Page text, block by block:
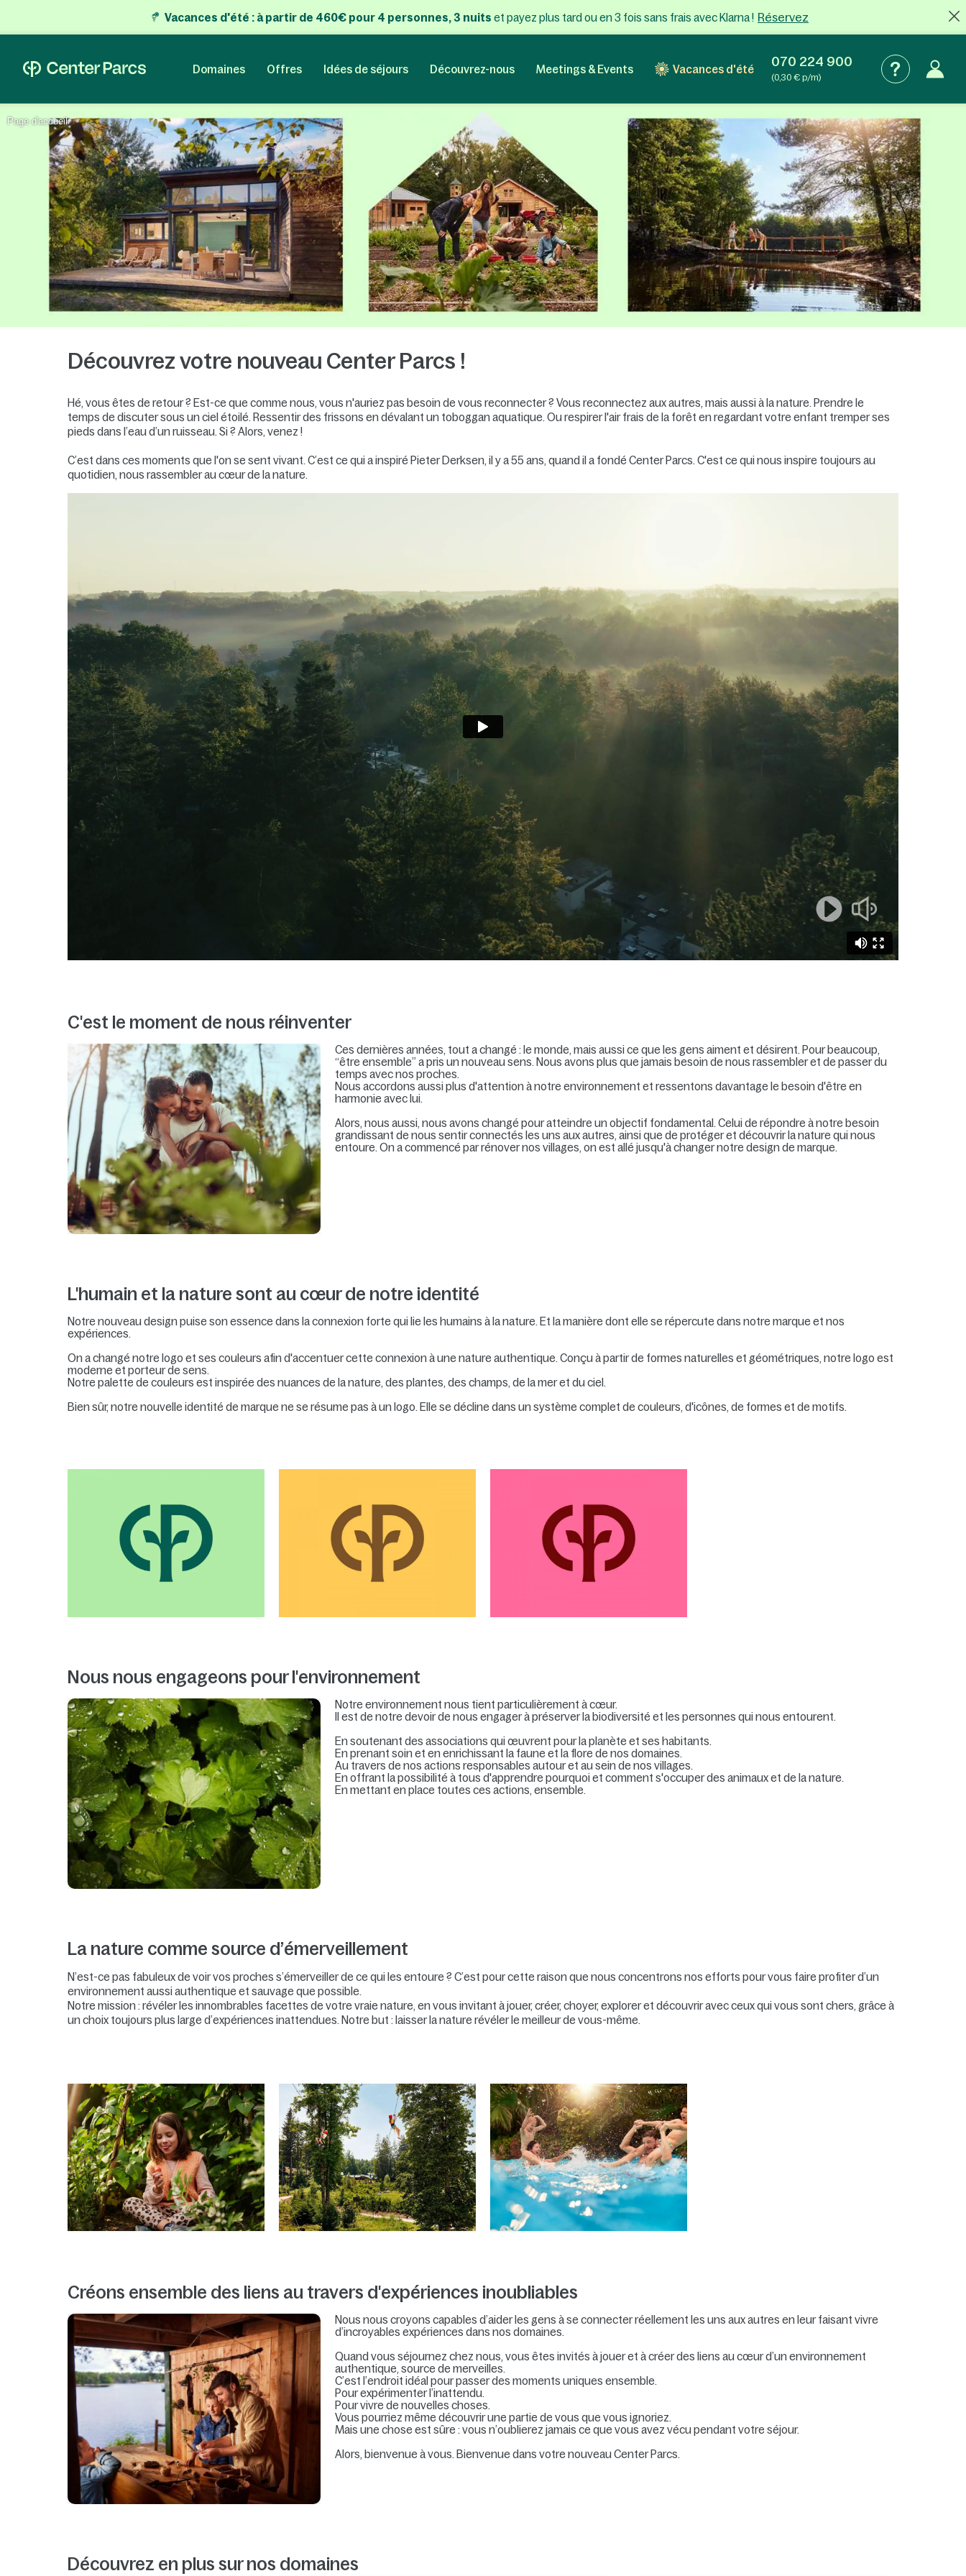
Vacances d'été : à partir de 460€ pour 4 personnes, 3 nuits et payez plus tard ou en 3 fois sans frais avec Klarna ! Réservez
Domaines Offres Idées de séjours Découvrez-nous Meetings & Events Vacances d'été 070 224 900
(0,30 € p/m)
Page d'accueil
Découvrez votre nouveau Center Parcs !
Hé, vous êtes de retour ? Est-ce que comme nous, vous n'auriez pas besoin de vous reconnecter ? Vous reconnectez aux autres, mais aussi à la nature. Prendre le
temps de discuter sous un ciel étoilé. Ressentir des frissons en dévalant un toboggan aquatique. Ou respirer l'air frais de la forêt en regardant votre enfant tremper ses
pieds dans l’eau d’un ruisseau. Si ? Alors, venez !
C’est dans ces moments que l'on se sent vivant. C’est ce qui a inspiré Pieter Derksen, il y a 55 ans, quand il a fondé Center Parcs. C'est ce qui nous inspire toujours au
quotidien, nous rassembler au cœur de la nature.
C'est le moment de nous réinventer
Ces dernières années, tout a changé : le monde, mais aussi ce que les gens aiment et désirent. Pour beaucoup,
“être ensemble” a pris un nouveau sens. Nous avons plus que jamais besoin de nous rassembler et de passer du
temps avec nos proches.
Nous accordons aussi plus d'attention à notre environnement et ressentons davantage le besoin d'être en
harmonie avec lui.
Alors, nous aussi, nous avons changé pour atteindre un objectif fondamental. Celui de répondre à notre besoin
grandissant de nous sentir connectés les uns aux autres, ainsi que de protéger et découvrir la nature qui nous
entoure. On a commencé par rénover nos villages, on est allé jusqu'à changer notre design de marque.
L'humain et la nature sont au cœur de notre identité
Notre nouveau design puise son essence dans la connexion forte qui lie les humains à la nature. Et la manière dont elle se répercute dans notre marque et nos
expériences.
On a changé notre logo et ses couleurs afin d'accentuer cette connexion à une nature authentique. Conçu à partir de formes naturelles et géométriques, notre logo est
moderne et porteur de sens.
Notre palette de couleurs est inspirée des nuances de la nature, des plantes, des champs, de la mer et du ciel.
Bien sûr, notre nouvelle identité de marque ne se résume pas à un logo. Elle se décline dans un système complet de couleurs, d'icônes, de formes et de motifs.
Nous nous engageons pour l'environnement
Notre environnement nous tient particulièrement à cœur.
Il est de notre devoir de nous engager à préserver la biodiversité et les personnes qui nous entourent.
En soutenant des associations qui œuvrent pour la planète et ses habitants.
En prenant soin et en enrichissant la faune et la flore de nos domaines.
Au travers de nos actions responsables autour et au sein de nos villages.
En offrant la possibilité à tous d'apprendre pourquoi et comment s'occuper des animaux et de la nature.
En mettant en place toutes ces actions, ensemble.
La nature comme source d’émerveillement
N’est-ce pas fabuleux de voir vos proches s’émerveiller de ce qui les entoure ? C’est pour cette raison que nous concentrons nos efforts pour vous faire profiter d’un
environnement aussi authentique et sauvage que possible.
Notre mission : révéler les innombrables facettes de votre vraie nature, en vous invitant à jouer, créer, choyer, explorer et découvrir avec ceux qui vous sont chers, grâce à
un choix toujours plus large d’expériences inattendues. Notre but : laisser la nature révéler le meilleur de vous-même.
Créons ensemble des liens au travers d'expériences inoubliables
Nous nous croyons capables d’aider les gens à se connecter réellement les uns aux autres en leur faisant vivre
d’incroyables expériences dans nos domaines.
Quand vous séjournez chez nous, vous êtes invités à jouer et à créer des liens au cœur d’un environnement
authentique, source de merveilles.
C’est l’endroit idéal pour passer des moments uniques ensemble.
Pour expérimenter l’inattendu.
Pour vivre de nouvelles choses.
Vous pourriez même découvrir une partie de vous que vous ignoriez.
Mais une chose est sûre : vous n’oublierez jamais ce que vous avez vécu pendant votre séjour.
Alors, bienvenue à vous. Bienvenue dans votre nouveau Center Parcs.
Découvrez en plus sur nos domaines